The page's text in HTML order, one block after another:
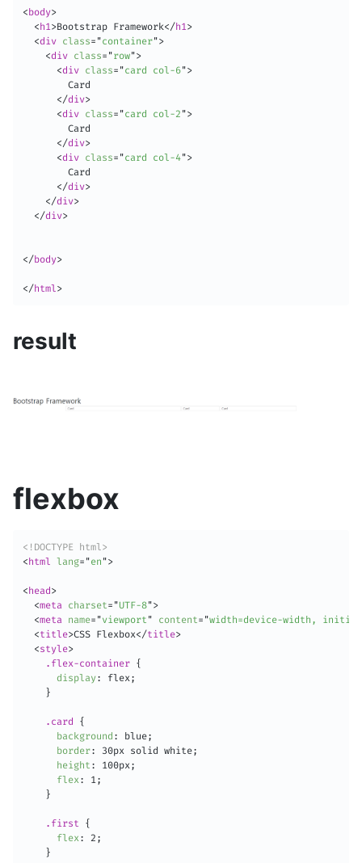
< body>
< h1>Bootstrap Framework</h1>
<div class= "container">
<div class= "row">
<div class= "card col-6">
        Card
</div>
<div class= "card col-2 ">
        Card
</div>
<div class= "card col-4">
        Card
</div>
</div>
</div>
</body>
</html>
result
flexbox
<!DOCTYPE html>
<html lang= "en ">
<head>
<meta charset= "UTF-8">
<meta name= "viewport " content= "width=device-width,
<title>CSS Flexbox</title>
<style>
.flex-container {
display: flex ;
}
.card
{
background : blue;
border: 30px solid white;
height : 100px ;
flex : 1 ;
}
.first
{
flex : 2 ;
}